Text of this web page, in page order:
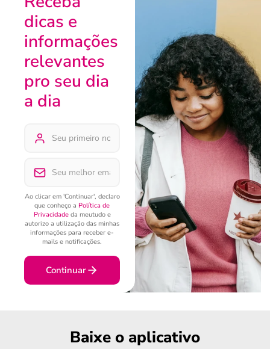
dicas e
informações
relevantes
pro seu dia
a dia
Ao clicar em 'Continuar', declaro
que conheço a Política de
Privacidadeda meutudo e
autorizo a utilização das minhas
informações para receber e-
mails e notificações.
Continuar
Baixe o aplicativo